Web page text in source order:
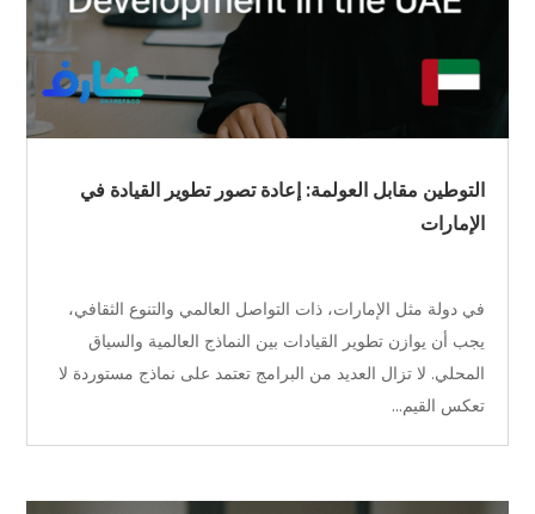
التوطين مقابل العولمة: إعادة تصور تطوير القيادة في
الإمارات
في دولة مثل الإمارات، ذات التواصل العالمي والتنوع الثقافي،
يجب أن يوازن تطوير القيادات بين النماذج العالمية والسياق
المحلي. لا تزال العديد من البرامج تعتمد على نماذج مستوردة لا
تعكس القيم...